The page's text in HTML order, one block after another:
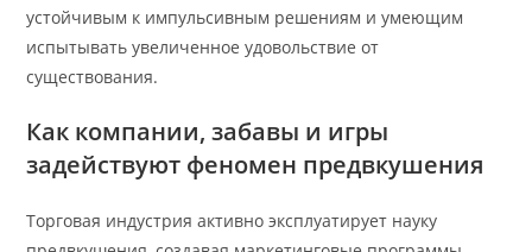
устойчивым к импульсивным решениям и умеющим
испытывать увеличенное удовольствие от
существования.
Как компании, забавы и игры
задействуют феномен предвкушения
Торговая индустрия активно эксплуатирует науку